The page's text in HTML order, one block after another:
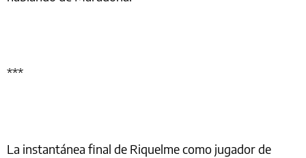
***
La instantánea final de Riquelme como jugador de